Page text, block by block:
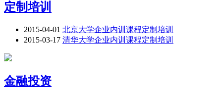
定制培训
2015-04-01 北京大学企业内训课程定制培训
2015-03-17 清华大学企业内训课程定制培训
金融投资